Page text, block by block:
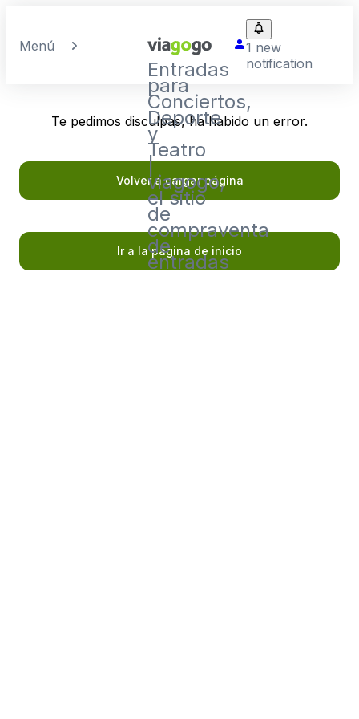
Menú
Entradas
para
Conciertos,
Deporte
y
Teatro
|
viagogo,
el sitio
de
compraventa
de
entradas
1 new
notification
Te pedimos disculpas, ha habido un error.
Volver a cargar página
Ir a la página de inicio